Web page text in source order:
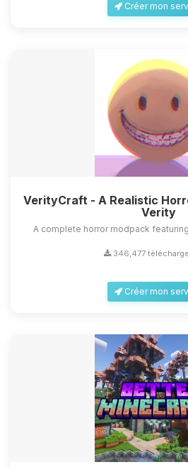
Créer mon
VerityCraft - A Realistic
Verity
A complete horror modpack
346,477
Créer mon